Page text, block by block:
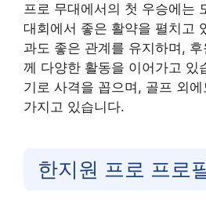
프로 무대에서의 첫 우승에는
대회에서 좋은 활약을 펼치고
과도 좋은 관계를 유지하며,
께 다양한 활동을 이어가고 있
기로 사격을 꼽으며, 골프 외
가지고 있습니다.
한지원 프로 프로